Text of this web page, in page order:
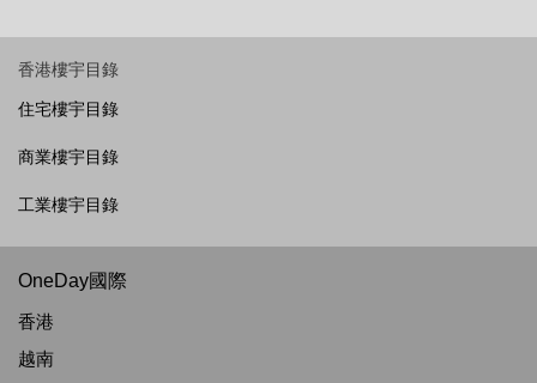
香港樓宇目錄
住宅樓宇目錄
商業樓宇目錄
工業樓宇目錄
OneDay國際
香港
越南